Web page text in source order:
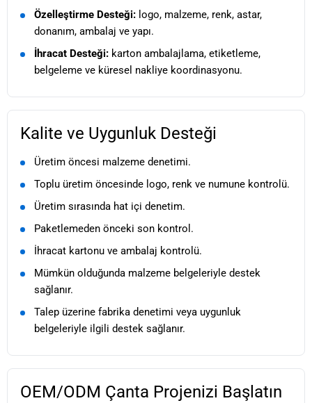
Özelleştirme Desteği: logo, malzeme, renk, astar,
donanım, ambalaj ve yapı.
İhracat Desteği: karton ambalajlama, etiketleme,
belgeleme ve küresel nakliye koordinasyonu.
Kalite ve Uygunluk Desteği
Üretim öncesi malzeme denetimi.
Toplu üretim öncesinde logo, renk ve numune kontrolü.
Üretim sırasında hat içi denetim.
Paketlemeden önceki son kontrol.
İhracat kartonu ve ambalaj kontrolü.
Mümkün olduğunda malzeme belgeleriyle destek
sağlanır.
Talep üzerine fabrika denetimi veya uygunluk
belgeleriyle ilgili destek sağlanır.
OEM/ODM Çanta Projenizi Başlatın